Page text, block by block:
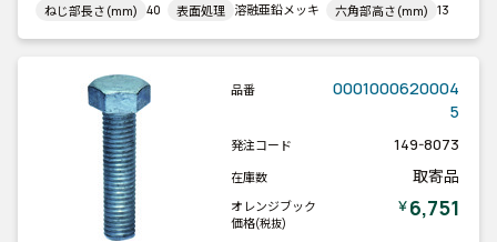
ねじ部長さ(mm) 40 表面処理 溶融亜鉛メッキ 六角部高さ(mm) 13
品番
0001000620004
5
発注コード 149-8073
在庫数 取寄品
オレンジブック
価格(税抜)
￥6,751